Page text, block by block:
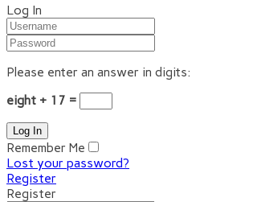
Log In
Please enter an answer in digits:
eight + 17 =
Remember Me
Lost your password?
Register
Register